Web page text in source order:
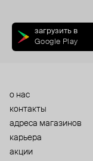
загрузить в
Google Play
о нас
контакты
адреса магазинов
карьера
акции